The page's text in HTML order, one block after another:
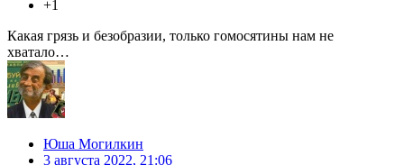
+1
Какая грязь и безобразии, только гомосятины нам не
хватало…
Юша Могилкин
3 августа 2022, 21:06